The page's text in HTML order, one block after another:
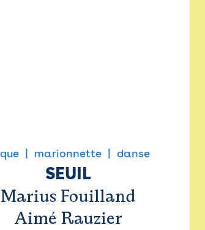
marionnette danse
SEUIL
Marius Fouilland
Aimé Rauzier